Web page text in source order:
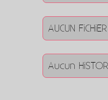
AUCUN
Aucun